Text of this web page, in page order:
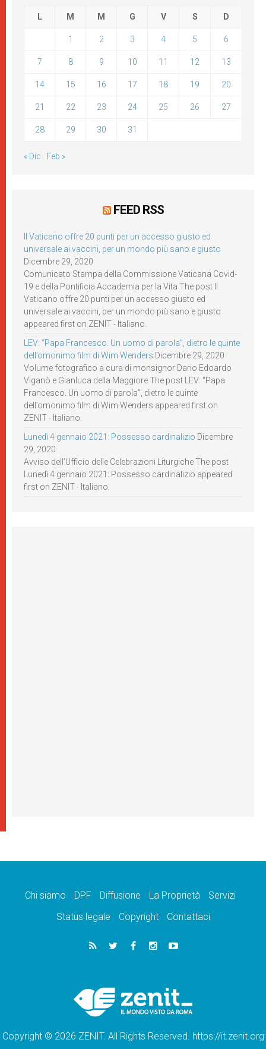
L M M G V S D
1 2 3 4 5 6
7 8 9 10 11 12 13
14 15 16 17 18 19 20
21 22 23 24 25 26 27
28 29 30 31
« Dic Feb »
FEED RSS
Il Vaticano offre 20 punti per un accesso giusto ed
universale ai vaccini, per un mondo più sano e giusto
Dicembre 29, 2020
Comunicato Stampa della Commissione Vaticana Covid-
19 e della Pontificia Accademia per la Vita The post Il
Vaticano offre 20 punti per un accesso giusto ed
universale ai vaccini, per un mondo più sano e giusto
appeared first on ZENIT - Italiano.
LEV: “Papa Francesco. Un uomo di parola”, dietro le quinte
dell’omonimo film di Wim Wenders Dicembre 29, 2020
Volume fotografico a cura di monsignor Dario Edoardo
Viganò e Gianluca della Maggiore The post LEV: “Papa
Francesco. Un uomo di parola”, dietro le quinte
dell’omonimo film di Wim Wenders appeared first on
ZENIT - Italiano.
Lunedì 4 gennaio 2021: Possesso cardinalizio Dicembre
29, 2020
Avviso dell’Ufficio delle Celebrazioni Liturgiche The post
Lunedì 4 gennaio 2021: Possesso cardinalizio appeared
first on ZENIT - Italiano.
Chi siamo DPF Diffusione La Proprietà
Servizi
Status legale
Copyright Contattaci
Copyright © 2026 ZENIT. All Rights Reserved. https://it.zenit.org